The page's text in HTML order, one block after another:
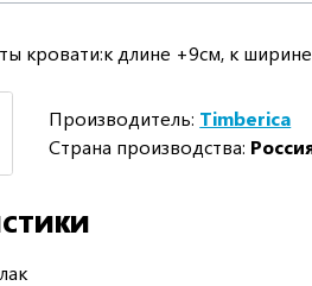
кровати:к длине +9см, к
Производитель: Timberica
Страна производства: